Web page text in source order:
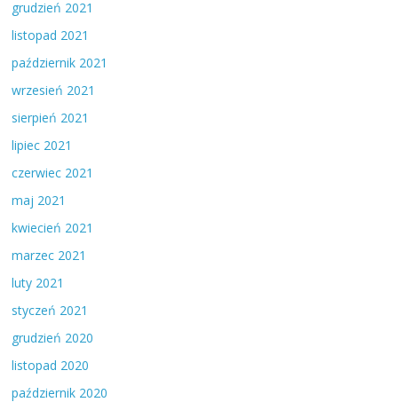
grudzień 2021
listopad 2021
październik 2021
wrzesień 2021
sierpień 2021
lipiec 2021
czerwiec 2021
maj 2021
kwiecień 2021
marzec 2021
luty 2021
styczeń 2021
grudzień 2020
listopad 2020
październik 2020